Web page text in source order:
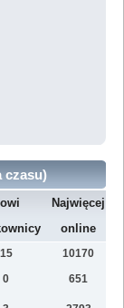
czasu)
Najwięcej
online
15 10170
0 651